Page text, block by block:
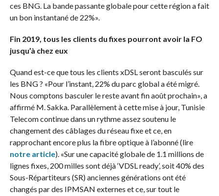
ces BNG. La bande passante globale pour cette région a fait
un bon instantané de 22%».
Fin 2019, tous les clients du fixes pourront avoir la FO
jusqu’à chez eux
Quand est-ce que tous les clients xDSL seront basculés sur
les BNG ? «Pour l’instant, 22% du parc global a été migré.
Nous comptons basculer le reste avant fin août prochain», a
affirmé M. Sakka. Parallèlement à cette mise à jour, Tunisie
Telecom continue dans un rythme assez soutenu le
changement des câblages du réseau fixe et ce, en
rapprochant encore plus la fibre optique à l’abonné (lire
notre article). «Sur une capacité globale de 1.1 millions de
lignes fixes, 200 milles sont déjà ‘VDSL ready’, soit 40% des
Sous-Répartiteurs (SR) anciennes générations ont été
changés par des IPMSAN externes et ce, sur tout le